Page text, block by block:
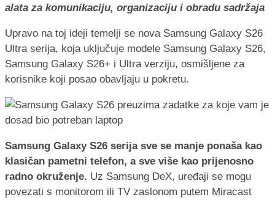
alata za komunikaciju, organizaciju i obradu sadržaja
Upravo na toj ideji temelji se nova Samsung Galaxy S26
Ultra serija, koja uključuje modele Samsung Galaxy S26,
Samsung Galaxy S26+ i Ultra verziju, osmišljene za
korisnike koji posao obavljaju u pokretu.
Samsung Galaxy S26 serija sve se manje ponaša kao
klasičan pametni telefon, a sve više kao prijenosno
radno okruženje. Uz Samsung DeX, uređaji se mogu
povezati s monitorom ili TV zaslonom putem Miracast